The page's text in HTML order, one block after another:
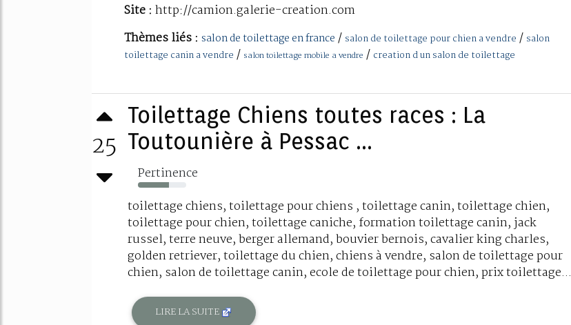
Site : http://camion.galerie-creation.com
Thèmes liés : salon de toilettage en france / salon de toilettage pour chien a vendre / salon
toilettage canin a vendre / salon toilettage mobile a vendre / creation d un salon de toilettage
25
Toilettage Chiens toutes races : La
Toutounière à Pessac ...
Pertinence
64%
toilettage chiens, toilettage pour chiens , toilettage canin, toilettage chien,
toilettage pour chien, toilettage caniche, formation toilettage canin, jack
russel, terre neuve, berger allemand, bouvier bernois, cavalier king charles,
golden retriever, toilettage du chien, chiens à vendre, salon de toilettage pour
chien, salon de toilettage canin, ecole de toilettage pour chien, prix toilettage...
LIRE LA SUITE